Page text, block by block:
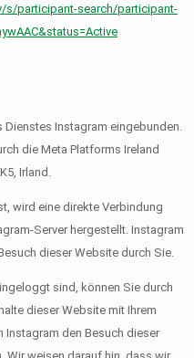
s/participant-search/participant-
Instagram eingebunden.
die Meta Platforms Ireland
Irland.
wird eine direkte Verbindung
Server hergestellt. Instagram
dieser Website durch Sie.
sind, können Sie durch
dieser Website mit Ihrem
Instagram den Besuch dieser